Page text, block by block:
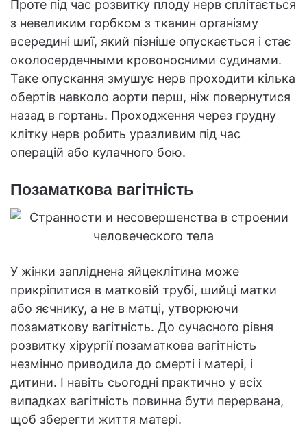
Проте під час розвитку плоду нерв сплітається
з невеликим горбком з тканин організму
всередині шиї, який пізніше опускається і стає
околосердечными кровоносними судинами.
Таке опускання змушує нерв проходити кілька
обертів навколо аорти перш, ніж повернутися
назад в гортань. Проходження через грудну
клітку нерв робить уразливим під час
операцій або кулачного бою.
Позаматкова вагітність
У жінки запліднена яйцеклітина може
прикріпитися в матковій трубі, шийці матки
або яєчнику, а не в матці, утворюючи
позаматкову вагітність. До сучасного рівня
розвитку хірургії позаматкова вагітність
незмінно приводила до смерті і матері, і
дитини. І навіть сьогодні практично у всіх
випадках вагітність повинна бути перервана,
щоб зберегти життя матері.